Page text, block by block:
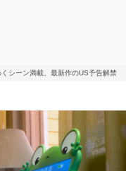
シーン満載、最新作のUS予告解禁